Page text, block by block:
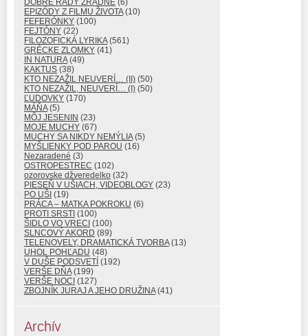
EPIZÓDY Z FILMU ŽIVOTA(10)
FEFERÓNKY (100)
FEJTÓNY (22)
FILOZOFICKÁ LYRIKA(561)
GRÉCKE ZLOMKY (41)
IN NATURA(49)
KAKTUS (38)
KTO NEZAŽIL NEUVERÍ… (II) (50)
KTO NEZAŽIL, NEUVERÍ… (I) (50)
ĽUDOVKY (170)
MÁŇA(5)
MÔJ JESENIN (23)
MOJE MUCHY (67)
MUCHY SA NIKDY NEMÝLIA(5)
MYŠLIENKY POD PAROU (16)
Nezaradené (3)
OSTROPESTREC (102)
ozorovske džveredelko (32)
PIESEŇ V UŠIACH, VIDEOBLOGY (23)
PO UŠI (19)
PRÁCA – MATKA POKROKU (6)
PROTI SRSTI (100)
ŠIDLO VO VRECI (100)
SLNCOVÝ AKORD (89)
TELENOVELY, DRAMATICKÁ TVORBA(13)
UHOL POHĽADU (48)
V DUŠE PODSVETÍ (192)
VERŠE DŇA(199)
VERŠE NOCI (127)
ZBOJNÍK JURAJ A JEHO DRUŽINA(41)
Archív